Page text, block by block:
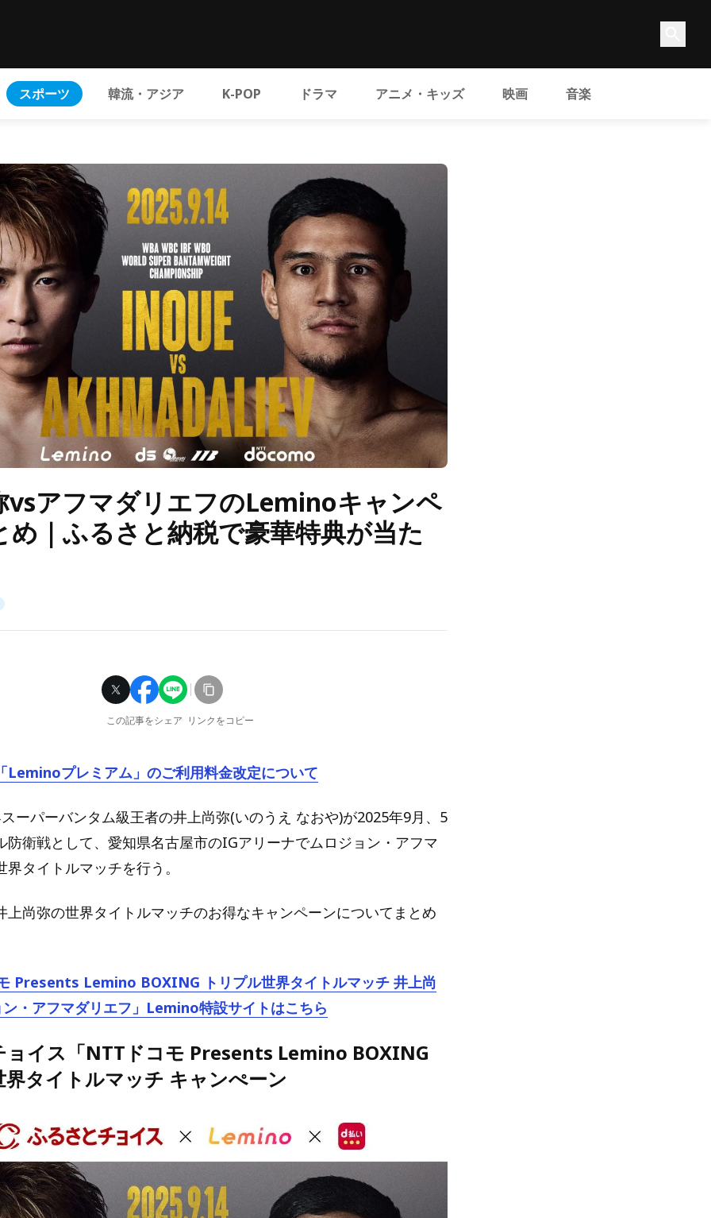
スポーツ 韓流・アジア K-POP ドラマ アニメ・キッズ 映画 音楽
vsアフマダリエフのLeminoキャンペ
め｜ふるさと納税で豪華特典が当た
この記事をシェア リンクをコピー
Leminoプレミアム」のご利用料金改定について
ーパーバンタム級王者の井上尚弥(いのうえ なおや)が2025年9月、5
防衛戦として、愛知県名古屋市のIGアリーナでムロジョン・アフマ
タイトルマッチを行う。
上尚弥の世界タイトルマッチのお得なキャンペーンについてまとめ
Presents Lemino BOXING トリプル世界タイトルマッチ 井上尚
・アフマダリエフ」Lemino特設サイトはこちら
ョイス「NTTドコモ Presents Lemino BOXING
タイトルマッチ キャンぺーン